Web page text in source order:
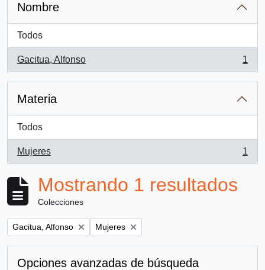
Nombre
Todos
Gacitua, Alfonso
, 1 resultados
1
Materia
Todos
Mujeres
, 1 resultados
1
Mostrando 1 resultados
Colecciones
Remove filter:
Gacitua, Alfonso Remove filter:
Mujeres
Opciones avanzadas de búsqueda